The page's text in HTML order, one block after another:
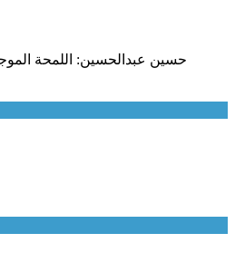
حسين عبدالحسين: اللمحة